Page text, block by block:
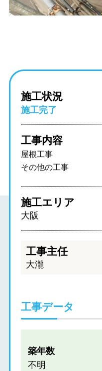
施工状況
施工完了
工事内容
屋根工事
その他の工事
施工エリア
大阪
工事主任
大瀧
工事データ
築年数
不明